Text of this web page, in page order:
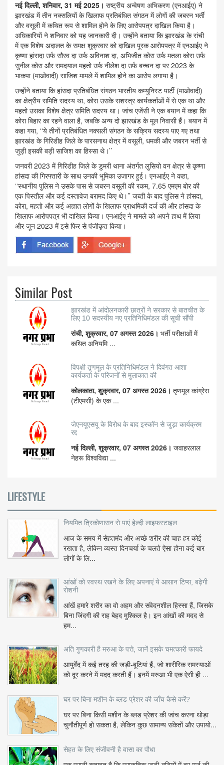
नई दिल्ली, शनिवार, 31 मई 2025। राष्ट्रीय अन्वेषण अभिकरण (एनआईए) ने
झारखंड में तीन नक्सलियों के खिलाफ प्रतिबंधित संगठन में लोगों की जबरन भर्ती
और वसूली में कथित रूप से शामिल होने के लिए आरोपपत्र दाखिल किया है।
अधिकारियों ने शनिवार को यह जानकारी दी। उन्होंने बताया कि झारखंड के रांची
में एक विशेष अदालत के समक्ष शुक्रवार को दाखिल पूरक आरोपपत्र में एनआईए ने
कृष्णा हांसदा उर्फ ​​सौरव दा उर्फ ​​अविनाश दा, अभिजीत कोरा उर्फ ​​मतला कोरा उर्फ ​​
सुनील कोरा और रामदयाल महतो उर्फ ​​नीलेश दा उर्फ ​​बच्चन दा पर 2023 के
भाकपा (माओवादी) साजिश मामले में शामिल होने का आरोप लगाया है।
उन्होंने बताया कि हांसदा प्रतिबंधित संगठन भारतीय कम्युनिस्ट पार्टी (माओवादी)
का क्षेत्रीय समिति सदस्य था, कोरा उसके सशस्त्र कार्यकर्ताओं में से एक था और
महतो उसका विशेष क्षेत्र समिति सदस्य था। जांच एजेंसी ने एक बयान में कहा कि
कोरा बिहार का रहने वाला है, जबकि अन्य दो झारखंड के मूल निवासी हैं। बयान में
कहा गया, ‘‘ये तीनों प्रतिबंधित नक्सली संगठन के सक्रिय सदस्य पाए गए तथा
झारखंड के गिरिडीह जिले के पारसनाथ क्षेत्र में वसूली, धमकी और जबरन भर्ती से
जुड़ी इसकी बड़ी साजिश का हिस्सा थे।’’
जनवरी 2023 में गिरिडीह जिले के डुमरी थाना अंतर्गत लुसियो वन क्षेत्र से कृष्णा
हांसदा की गिरफ्तारी के साथ उनकी भूमिका उजागर हुई। एनआईए ने कहा,
‘‘स्थानीय पुलिस ने उसके पास से जबरन वसूली की रकम, 7.65 एमएम बोर की
एक पिस्तौल और कई दस्तावेज बरामद किए थे।’’ जब्ती के बाद पुलिस ने हांसदा,
कोरा, महतो और कई अज्ञात लोगों के खिलाफ प्राथमिकी दर्ज की और हांसदा के
खिलाफ आरोपपत्र भी दाखिल किया। एनआईए ने मामले को अपने हाथ में लिया
और जून 2023 में इसे फिर से पंजीकृत किया।
Similar Post
झारखंड में आंदोलनकारी छात्रों ने सरकार से बातचीत के
लिए 10 सदस्यीय नए प्रतिनिधिमंडल की सूची सौंपी
रांची, शुक्रवार, 07 अगस्त 2026। भर्ती परीक्षाओं में
कथित अनियमि ...
विपक्षी तृणमूल के प्रतिनिधिमंडल ने दिवंगत आशा
कार्यकर्ता के परिजनों से मुलाकात की
कोलकाता, शुक्रवार, 07 अगस्त 2026। तृणमूल कांग्रेस
(टीएमसी) के एक ...
जेएनयूएसयू के विरोध के बाद इस्कॉन से जुड़ा कार्यक्रम
रद्द
नई दिल्ली, शुक्रवार, 07 अगस्त 2026। जवाहरलाल
नेहरू विश्वविद्या ...
LIFESTYLE
नियमित त्रिकोणासन से पाएं हेल्दी लाइफस्टाइल
आज के समय में सेहतमंद और अच्छे शरीर की चाह हर कोई
रखता है, लेकिन व्यस्त दिनचर्या के चलते ऐसा होना कई बार
लोगों के लि...
आंखों को स्वस्थ रखने के लिए अपनाएं ये आसान टिप्स, बढ़ेगी
रोशनी
आंखें हमारे शरीर का वो अहम और संवेदनशील हिस्सा हैं, जिसके
बिना जिंदगी की राह बेहद मुश्किल है। इन आंखों की मदद से
हम...
अति गुणकारी है मरुआ के पत्ते, जानें इसके चमत्कारी फायदे
आयुर्वेद में कई तरह की जड़ी-बूटियां हैं, जो शारीरिक समस्याओं
को दूर करने में मदद करती हैं। इनमें मरुआ भी एक ऐसी ही ...
घर पर बिना मशीन के ब्लड प्रेशर की जाँच कैसे करें?
घर पर बिना किसी मशीन के ब्लड प्रेशर की जांच करना थोड़ा
चुनौतीपूर्ण हो सकता है, लेकिन कुछ सामान्य संकेतों और उपायो...
सेहत के लिए संजीवनी है वासा का पौधा